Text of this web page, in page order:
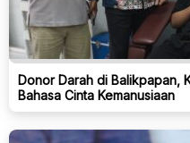
Donor Darah di Balikpapan,
Bahasa Cinta Kemanusiaan